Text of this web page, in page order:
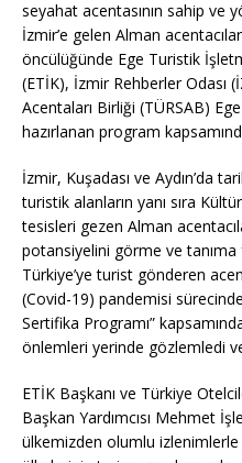
seyahat acentasının sahip ve
İzmir’e gelen Alman
öncülüğünde Ege Turistik
(ETİK), İzmir Rehberler Odası
Acentaları Birliği (TÜRSAB)
hazırlanan program
İzmir, Kuşadası ve Aydın’da
turistik alanların yanı sıra
tesisleri gezen Alman
potansiyelini görme ve tanıma
Türkiye’ye turist gönderen
(Covid-19) pandemisi
Sertifika Programı”
önlemleri yerinde gözlemledi
ETİK Başkanı ve Türkiye
Başkan Yardımcısı Mehmet
ülkemizden olumlu izlenimlerle